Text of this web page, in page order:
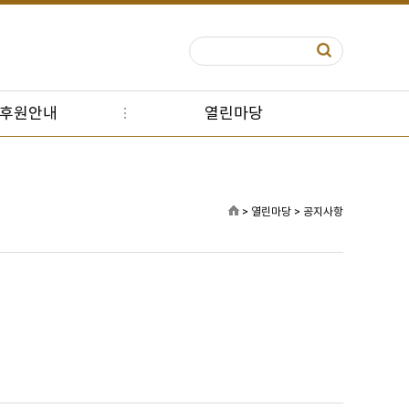
원안내 열린마당
> 열린마당 > 공지사항